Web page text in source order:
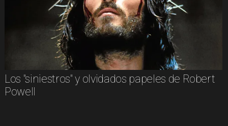
Los "siniestros" y olvidados papeles de Robert
Powell